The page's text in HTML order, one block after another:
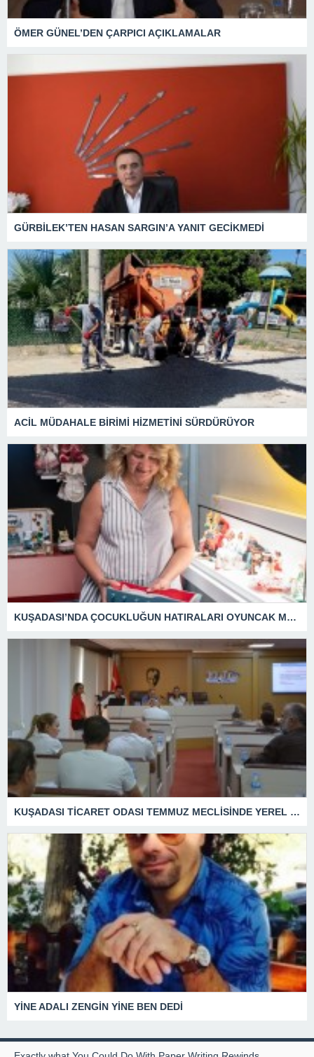
ÖMER GÜNEL’DEN ÇARPICI AÇIKLAMALAR
GÜRBİLEK’TEN HASAN SARGIN’A YANIT GECİKMEDİ
ACİL MÜDAHALE BİRİMİ HİZMETİNİ SÜRDÜRÜYOR
KUŞADASI’NDA ÇOCUKLUĞUN HATIRALARI OYUNCAK MÜZESİNDE HAYAT BULACAK
KUŞADASI TİCARET ODASI TEMMUZ MECLİSİNDE YEREL İŞLETMELERE ANLAMLI DESTEK
YİNE ADALI ZENGİN YİNE BEN DEDİ